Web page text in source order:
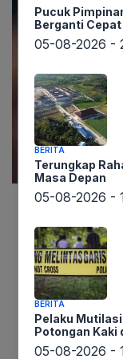
(KPK)
Cholil
dugaan
telah
mantan
Pucuk
Berganti Cepat
05-08-2026 -
BERITA
Terungkap
Masa Depan
05-08-2026 -
BERITA
Pelaku
Potongan Kaki
05-08-2026 -